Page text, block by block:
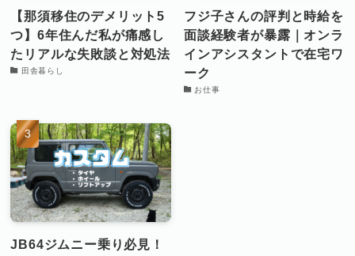
【那須移住のデメリット5
つ】6年住んだ私が痛感し
たリアルな失敗談と対処法
田舎暮らし
フジ子さんの評判と時給を
面談経験者が暴露｜オンラ
インアシスタントで在宅ワ
ーク
お仕事
JB64ジムニー乗り必見！